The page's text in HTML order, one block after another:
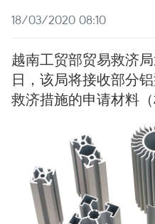
18/03/2020 08:10
越南工贸部贸易救济
日，该局将接收部分
救济措施的申请材料（